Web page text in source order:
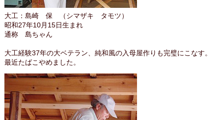
大工：島崎 保 （シマザキ タモツ）
昭和27年10月15日生まれ
通称 島ちゃん
大工経験37年の大ベテラン、純和風の入母屋作りも完璧にこなす。
最近たばこやめました。